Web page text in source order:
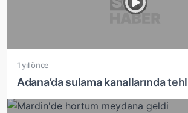
1 yıl önce
Adana’da sulama kanallarında